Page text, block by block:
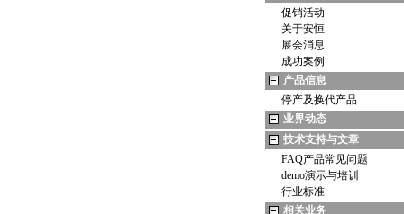
促销活动
关于安恒
展会消息
成功案例
产品信息
停产及换代产品
业界动态
技术支持与文章
FAQ产品常见问题
demo演示与培训
行业标准
相关业务